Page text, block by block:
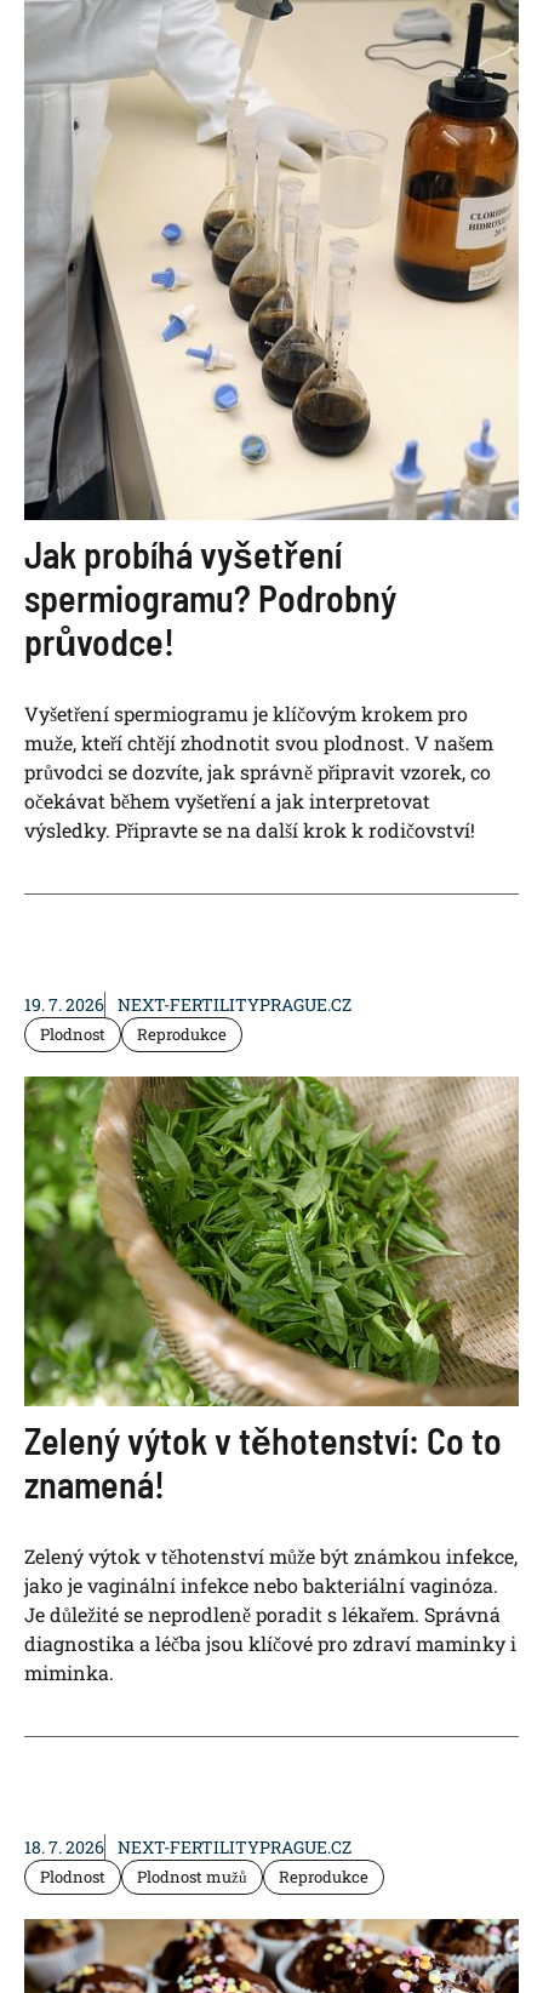
Jak probíhá vyšetření
spermiogramu? Podrobný
průvodce!
Vyšetření spermiogramu je klíčovým krokem pro
muže, kteří chtějí zhodnotit svou plodnost. V našem
průvodci se dozvíte, jak správně připravit vzorek, co
očekávat během vyšetření a jak interpretovat
výsledky. Připravte se na další krok k rodičovství!
19. 7. 2026 NEXT-FERTILITYPRAGUE.CZ
Plodnost Reprodukce
Zelený výtok v těhotenství: Co to
znamená!
Zelený výtok v těhotenství může být známkou infekce,
jako je vaginální infekce nebo bakteriální vaginóza.
Je důležité se neprodleně poradit s lékařem. Správná
diagnostika a léčba jsou klíčové pro zdraví maminky i
miminka.
18. 7. 2026 NEXT-FERTILITYPRAGUE.CZ
Plodnost Plodnost mužů Reprodukce